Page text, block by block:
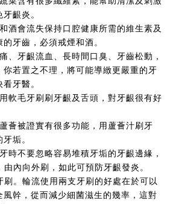
齦炎。
酒會流失保持口腔健康所需的維生素及
牙齒，必須戒煙和酒。
、牙齦流血、長時間口臭、牙齒松動，
你若置之不理，將可能導緻更嚴重的牙
牙醫。
軟毛牙刷刷牙齦及舌頭，對牙齦很有好
薈被證實有很多功能，用蘆薈汁刷牙
垢。
時不要忽略容易堆積牙垢的牙齦邊緣，
內向外刷，如此可預防牙齦發炎。
刷。輪流使用兩支牙刷的好處在於可以
風幹，從而減少細菌滋生的幾率，這對